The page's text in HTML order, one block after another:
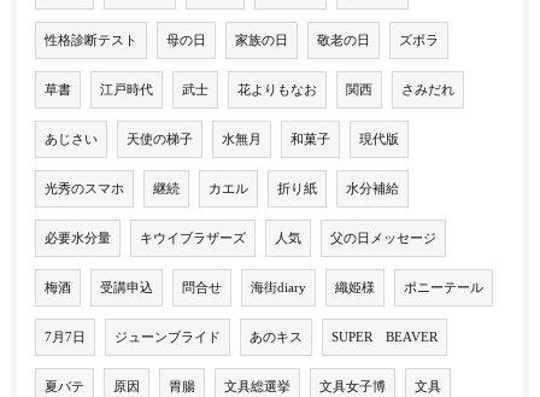
性格診断テスト 母の日 家族の日 敬老の日 ズボラ
草書 江戸時代 武士 花よりもなお 関西 さみだれ
あじさい 天使の梯子 水無月 和菓子 現代版
光秀のスマホ 継続 カエル 折り紙 水分補給
必要水分量 キウイブラザーズ 人気 父の日メッセージ
梅酒 受講申込 問合せ 海街diary 織姫様 ポニーテール
7月7日 ジューンブライド あのキス SUPER BEAVER
夏バテ 原因 胃腸 文具総選挙 文具女子博 文具